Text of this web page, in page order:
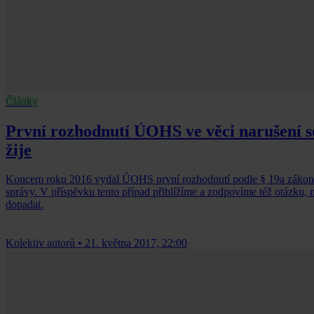
Články
První rozhodnutí ÚOHS ve věci narušení
žije
Koncem roku 2016 vydal ÚOHS první rozhodnutí podle § 19a
správy. V příspěvku tento případ přiblížíme a zodpovíme též
dopadat.
Kolektiv autorů • 21. května 2017, 22:00